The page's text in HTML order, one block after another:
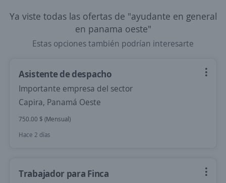
Ya viste todas las ofertas de "ayudante en general
en panama oeste"
Estas opciones también podrían interesarte
Asistente de despacho
Importante empresa del sector
Capira, Panamá Oeste
750.00 $ (Mensual)
Hace 2 días
Trabajador para Finca